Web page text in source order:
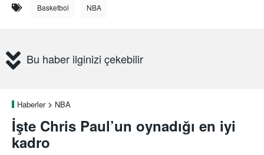
Basketbol NBA
Bu haber ilginizi çekebilir
Haberler NBA
İşte Chris Paul’un oynadığı en iyi
kadro